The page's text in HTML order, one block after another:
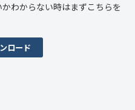
わからない時はまずこちらを
ロード